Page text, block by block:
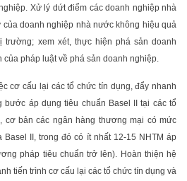
Xử lý dứt điểm các doanh nghiệp nhà
doanh nghiệp nhà nước không hiệu quả
trường; xem xét, thực hiện phá sản doanh
pháp luật về phá sản doanh nghiệp.
cơ cấu lại các tổ chức tín dụng, đẩy nhanh
áp dụng tiêu chuẩn Basel II tại các tổ
cơ bản các ngân hàng thương mại có mức
II, trong đó có ít nhất 12-15 NHTM áp
pháp tiêu chuẩn trở lên). Hoàn thiện hệ
tiến trình cơ cấu lại các tổ chức tín dụng và